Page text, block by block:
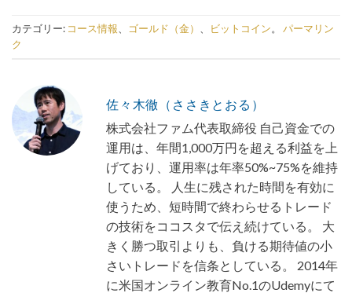
カテゴリー: コース情報、 ゴールド（金） 、 ビットコイン。 パーマリン
ク
佐々木徹（ささきとおる）
株式会社ファム代表取締役 自己資金での
運用は、年間1,000万円を超える利益を上
げており、運用率は年率50%~75%を維持
している。 人生に残された時間を有効に
使うため、短時間で終わらせるトレード
の技術をココスタで伝え続けている。 大
きく勝つ取引よりも、負ける期待値の小
さいトレードを信条としている。 2014年
に米国オンライン教育No.1のUdemyにて